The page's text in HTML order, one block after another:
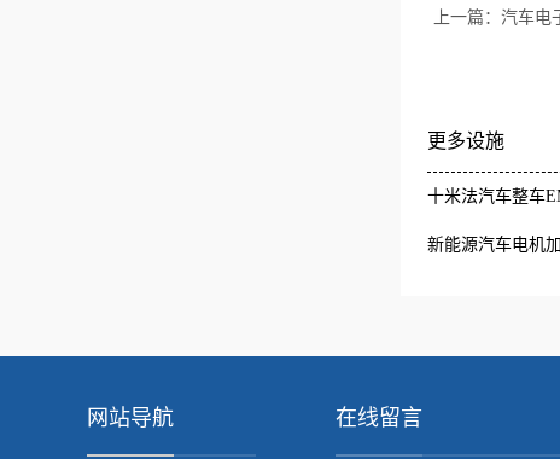
上一篇： 汽车电
更多设施
十米法汽车整车
新能源汽车电机
网站导航 在线留言